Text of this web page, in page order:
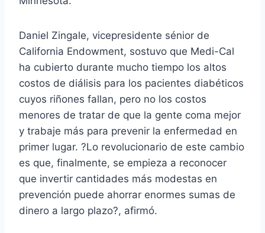
Daniel Zingale, vicepresidente sénior de
California Endowment, sostuvo que Medi-Cal
ha cubierto durante mucho tiempo los altos
costos de diálisis para los pacientes diabéticos
cuyos riñones fallan, pero no los costos
menores de tratar de que la gente coma mejor
y trabaje más para prevenir la enfermedad en
primer lugar. ?Lo revolucionario de este cambio
es que, finalmente, se empieza a reconocer
que invertir cantidades más modestas en
prevención puede ahorrar enormes sumas de
dinero a largo plazo?, afirmó.